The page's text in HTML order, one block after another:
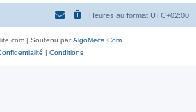
Heures au format UTC+02:00
| Soutenu parAlgoMeca.Com
| Conditions